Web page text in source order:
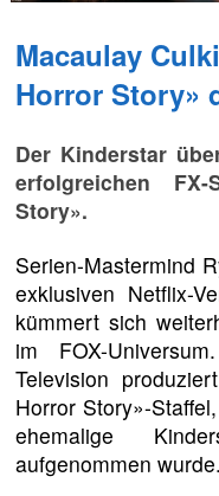
Macaulay
Horror Story»
Der Kinderstar
erfolgreichen
Story».
Serien-Mastermind
exklusiven Netflix-
kümmert sich
im FOX-
Television
Horror Story»-
ehemalige
aufgenommen wurde.